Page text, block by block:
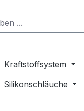
Kraftstoffsystem
Silikonschläuche